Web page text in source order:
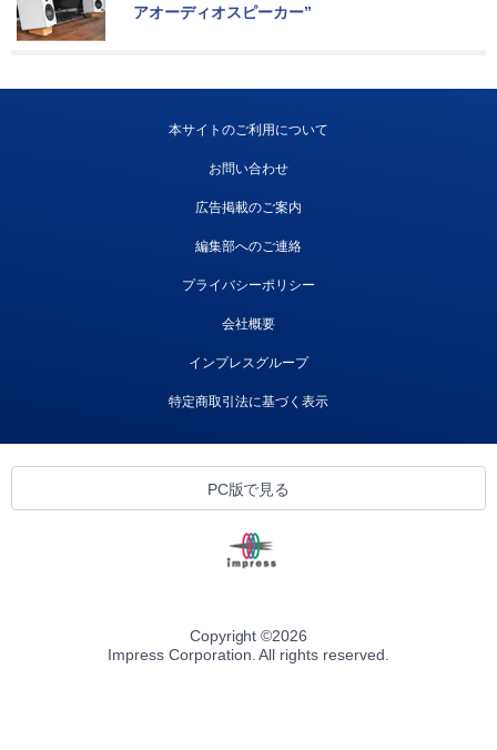
アオーディオスピーカー”
本サイトのご利用について
お問い合わせ
広告掲載のご案内
編集部へのご連絡
プライバシーポリシー
会社概要
インプレスグループ
特定商取引法に基づく表示
PC版で見る
Copyright ©2026
Impress Corporation. All rights reserved.